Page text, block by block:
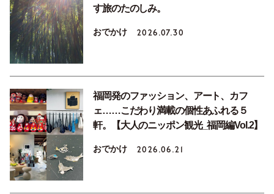
す旅のたのしみ。
おでかけ 2026.07.30
福岡発のファッション、アート、カフ
ェ……こだわり満載の個性あふれる５
軒。【大人のニッポン観光_福岡編Vol.2】
おでかけ 2026.06.21